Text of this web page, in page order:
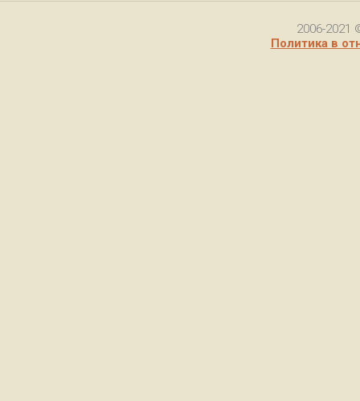
2006-2021
Политика в